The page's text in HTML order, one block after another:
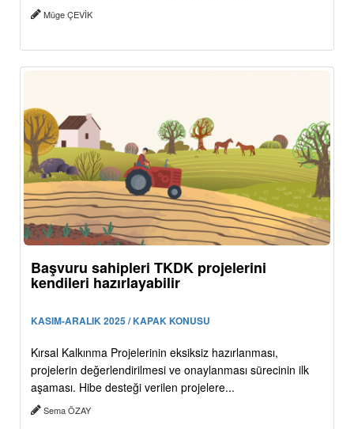
Müge ÇEVİK
Başvuru sahipleri TKDK projelerini
kendileri hazırlayabilir
KASIM-ARALIK 2025 / KAPAK KONUSU
Kırsal Kalkınma Projelerinin eksiksiz hazırlanması,
projelerin değerlendirilmesi ve onaylanması sürecinin ilk
aşaması. Hibe desteği verilen projelere...
Sema ÖZAY